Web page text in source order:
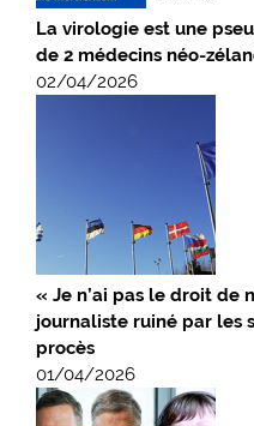
La virologie est une
de 2 médecins néo-
02/04/2026
« Je n’ai pas le droit de
journaliste ruiné par les
procès
01/04/2026